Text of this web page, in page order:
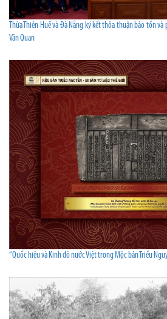
Thừa Thiên Huế và Đà Nẵng ký kết thỏa thuận bảo tồn
Vân Quan
“Quốc hiệu và Kinh đô nước Việt trong Mộc bản Triều